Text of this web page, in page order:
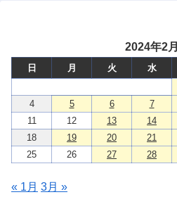
2024年2月
日 月 火 水
4
5 6 7
11
12 13 14
18
19 20 21
25
26 27 28
« 1月 3月 »